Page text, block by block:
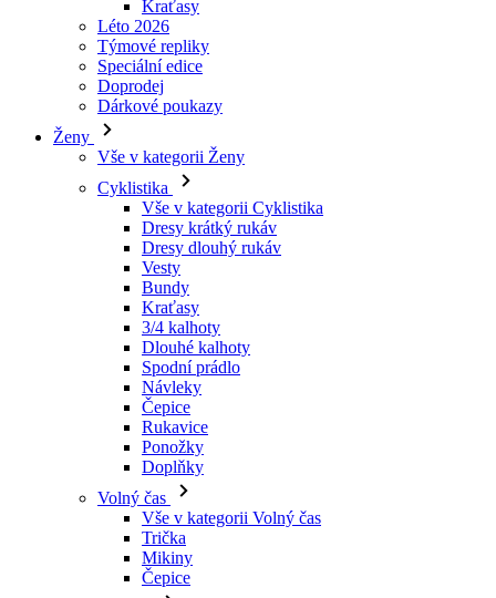
Kraťasy
Léto 2026
Týmové repliky
Speciální edice
Doprodej
Dárkové poukazy
Ženy
Vše v kategorii Ženy
Cyklistika
Vše v kategorii Cyklistika
Dresy krátký rukáv
Dresy dlouhý rukáv
Vesty
Bundy
Kraťasy
3/4 kalhoty
Dlouhé kalhoty
Spodní prádlo
Návleky
Čepice
Rukavice
Ponožky
Doplňky
Volný čas
Vše v kategorii Volný čas
Trička
Mikiny
Čepice